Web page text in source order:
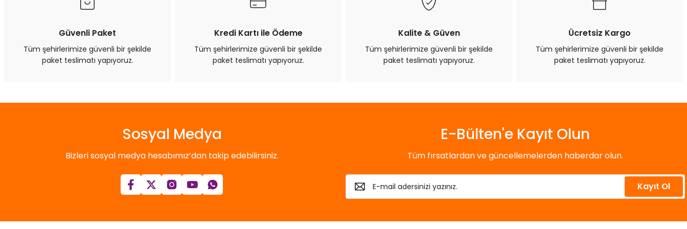
Bu ürüne benzer farklı alternatifler olmalı.
Güvenli Paket
Tüm şehirlerimize güvenli bir şekilde
paket teslimatı yapıyoruz.
Kredi Kartı ile Ödeme
Tüm şehirlerimize güvenli bir şekilde
paket teslimatı yapıyoruz.
Kalite & Güven
Tüm şehirlerimize güvenli bir şekilde
paket teslimatı yapıyoruz.
Ücretsiz Kargo
Tüm şehirlerimize güvenli bir şekilde
paket teslimatı yapıyoruz.
Sosyal Medya
Bizleri sosyal medya hesabımız’dan takip edebilirsiniz.
E-Bülten'e Kayıt Olun
Tüm fırsatlardan ve güncellemelerden haberdar olun.
Kayıt Ol